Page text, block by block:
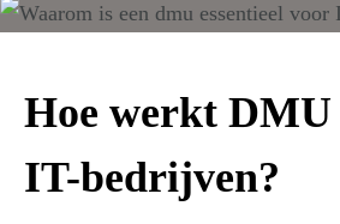
Hoe werkt
IT-bedrijven?